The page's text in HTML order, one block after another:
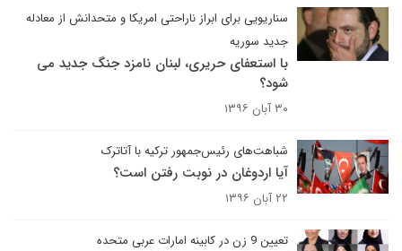
سناریویی برای ابراز ناراحتی امریکا و متحدانش از معادله
جدید سوریه
با استعفای حریری، لبنان نامزد جنگ جدید می
شود؟
۳۰ آبان ۱۳۹۶
شباهت‌های رئیس‌جمهور ترکیه با آتاترک
آیا اردوغان در نوبت رفتن است؟
۲۲ آبان ۱۳۹۶
تعیین 9 زن در کابینه امارات عربی متحده